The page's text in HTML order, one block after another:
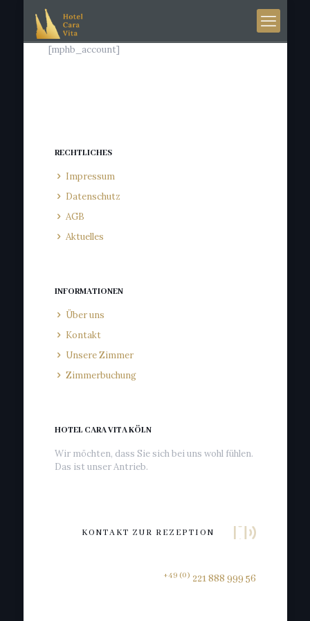
[mphb_account]
RECHTLICHES
Impressum
Datenschutz
AGB
Aktuelles
INFORMATIONEN
Über uns
Kontakt
Unsere Zimmer
Zimmerbuchung
HOTEL CARA VITA KÖLN
Wir möchten, dass Sie sich bei uns wohl fühlen.
Das ist unser Antrieb.
KONTAKT ZUR REZEPTION
+49 (0) 221 888 999 56